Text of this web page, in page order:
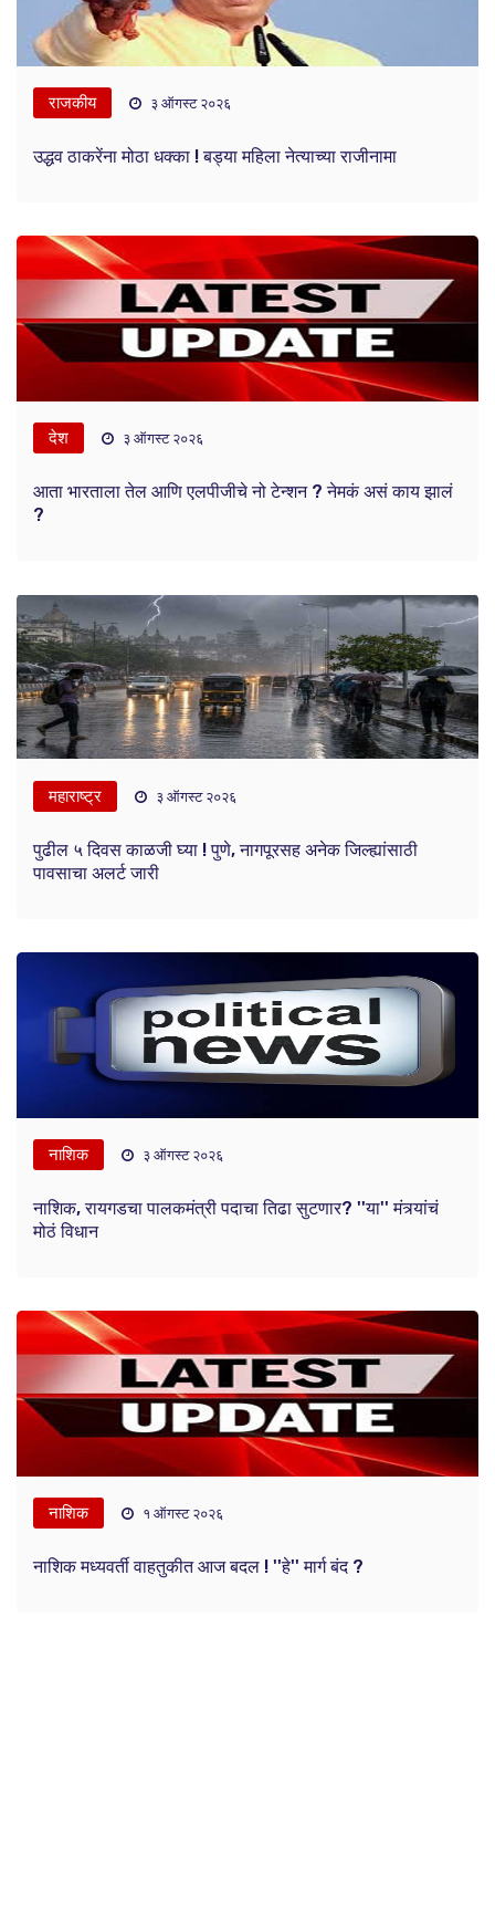
राजकीय ३ ऑगस्ट २०२६
उद्धव ठाकरेंना मोठा धक्का ! बड्या महिला नेत्याच्या राजीनामा
देश ३ ऑगस्ट २०२६
आता भारताला तेल आणि एलपीजीचे नो टेन्शन ? नेमकं असं काय झालं
?
महाराष्ट्र ३ ऑगस्ट २०२६
पुढील ५ दिवस काळजी घ्या ! पुणे, नागपूरसह अनेक जिल्ह्यांसाठी
पावसाचा अलर्ट जारी
नाशिक ३ ऑगस्ट २०२६
नाशिक, रायगडचा पालकमंत्री पदाचा तिढा सुटणार? ''या'' मंत्र्यांचं
मोठं विधान
नाशिक १ ऑगस्ट २०२६
नाशिक मध्यवर्ती वाहतुकीत आज बदल ! ''हे'' मार्ग बंद ?